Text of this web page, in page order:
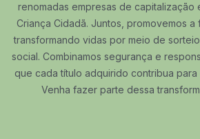
renomadas empresas de capitalização
Criança Cidadã. Juntos, promovemos a
transformando vidas por meio de
social. Combinamos segurança e
que cada título adquirido contribua para
Venha fazer parte dessa